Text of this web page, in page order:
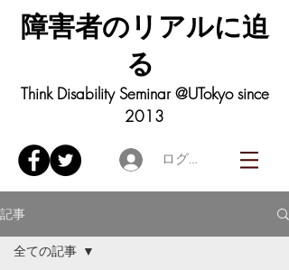
障害者の リアルに迫
る
Think Disability Seminar @UTokyo since
2013
ログイン
記事
全ての記事